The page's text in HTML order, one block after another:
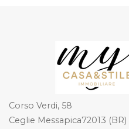
Corso Verdi, 58
Ceglie Messapica72013 (BR)